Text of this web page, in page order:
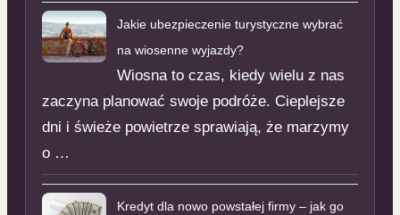
Jakie ubezpieczenie turystyczne wybrać
na wiosenne wyjazdy?
Wiosna to czas, kiedy wielu z nas
zaczyna planować swoje podróże. Cieplejsze
dni i świeże powietrze sprawiają, że marzymy
o …
Kredyt dla nowo powstałej firmy – jak go